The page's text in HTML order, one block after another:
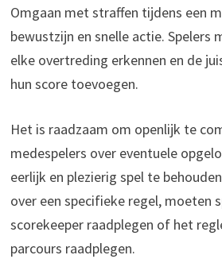
Omgaan met straffen tijdens een
bewustzijn en snelle actie. Spelers
elke overtreding erkennen en de
hun score toevoegen.
Het is raadzaam om openlijk te
medespelers over eventuele
eerlijk en plezierig spel te
over een specifieke regel, moeten
scorekeeper raadplegen of het
parcours raadplegen.